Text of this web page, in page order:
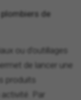
de
ou d'outillages
de lancer une
produits
Par